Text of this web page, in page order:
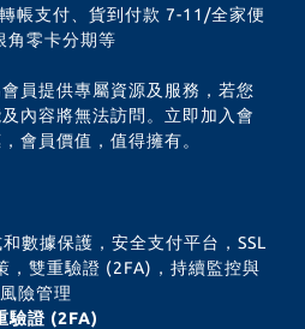
帳支付、貨到付款 7-11/全家便
角零卡分期等
員提供專屬資源及服務，若您
內容將無法訪問。立即加入會
會員價值，值得擁有。
數據保護，安全支付平台，SSL
，雙重驗證 (2FA)，持續監控與
風險管理
驗證 (2FA)